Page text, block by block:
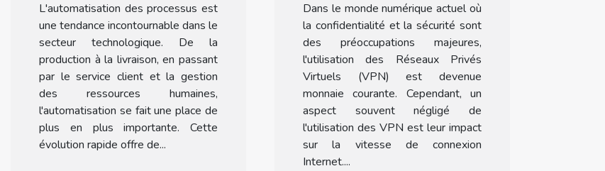
secteur technologique
avec Formation Make
L'automatisation des processus est
une tendance incontournable dans le
secteur technologique. De la
production à la livraison, en passant
par le service client et la gestion
des ressources humaines,
l'automatisation se fait une place de
plus en plus importante. Cette
évolution rapide offre de...
Dans le monde numérique actuel où
la confidentialité et la sécurité sont
des préoccupations majeures,
l'utilisation des Réseaux Privés
Virtuels (VPN) est devenue
monnaie courante. Cependant, un
aspect souvent négligé de
l'utilisation des VPN est leur impact
sur la vitesse de connexion
Internet....